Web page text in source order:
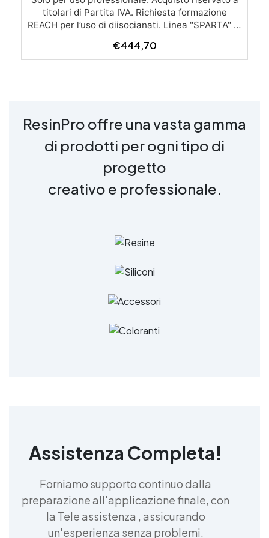
€444,70
ResinPro offre una vasta gamma
di prodotti per ogni tipo di
progetto
creativo e professionale.
Assistenza Completa!
Forniamo supporto continuo dalla
preparazione all'applicazione finale, con
la Tele assistenza , assicurando
un'esperienza senza problemi.